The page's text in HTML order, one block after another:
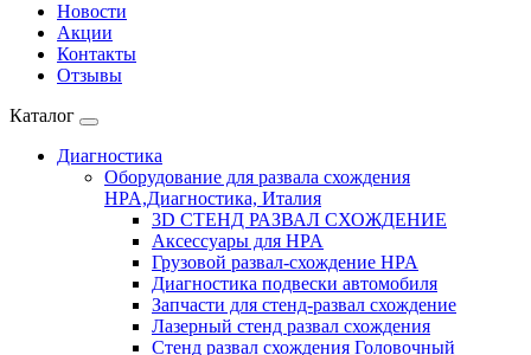
Новости
Акции
Контакты
Отзывы
Каталог
Диагностика
Оборудование для развала схождения
HPA,Диагностика, Италия
3D СТЕНД РАЗВАЛ СХОЖДЕНИЕ
Аксессуары для HPA
Грузовой развал-схождение HPA
Диагностика подвески автомобиля
Запчасти для стенд-развал схождение
Лазерный стенд развал схождения
Стенд развал схождения Головочный